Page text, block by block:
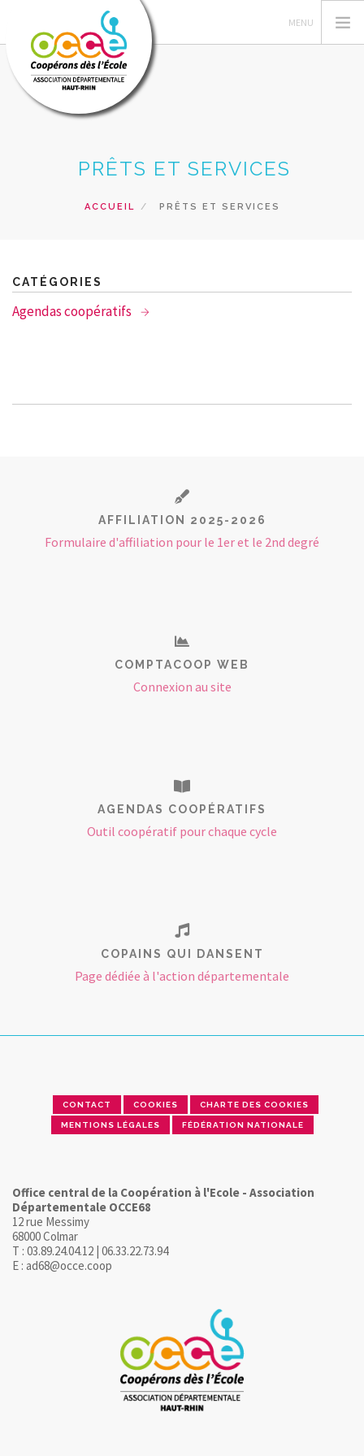
GERER SA COOPERATIVE
RECHERCHER
CONTACT
PRÊTS ET SERVICES
ACCUEIL PRÊTS ET SERVICES
CATÉGORIES
Agendas coopératifs
AFFILIATION 2025-2026
Formulaire d'affiliation pour le 1er et le 2nd degré
COMPTACOOP WEB
Connexion au site
AGENDAS COOPÉRATIFS
Outil coopératif pour chaque cycle
COPAINS QUI DANSENT
Page dédiée à l'action départementale
CONTACT COOKIES CHARTE DES COOKIES
MENTIONS LÉGALES FÉDÉRATION NATIONALE
Office central de la Coopération à l'Ecole - Association
Départementale OCCE68
12 rue Messimy
68000 Colmar
T : 03.89.24.04.12 | 06.33.22.73.94
E : ad68@occe.coop